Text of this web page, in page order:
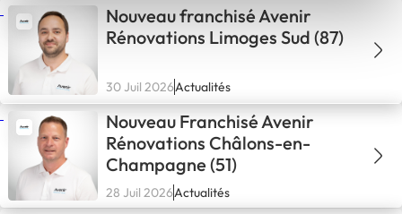
Nouveau franchisé Avenir
Rénovations Limoges Sud (87)
30 Juil 2026Actualités
Nouveau Franchisé Avenir
Rénovations Châlons-en-
Champagne (51)
28 Juil 2026Actualités